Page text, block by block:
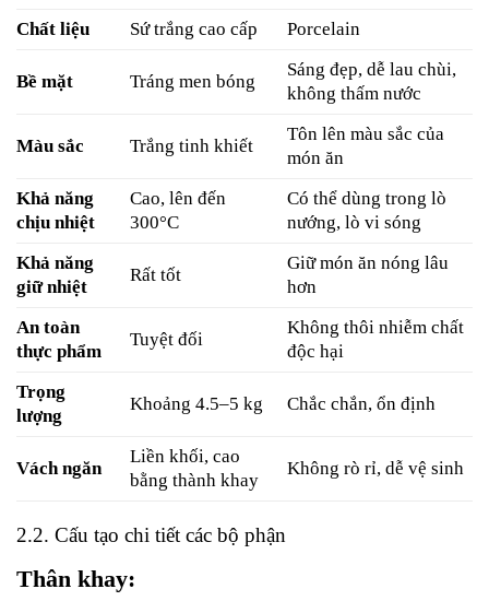
Chất liệu Sứ trắng cao cấp Porcelain
Bề mặt Tráng men bóng
Sáng đẹp, dễ lau chùi,
không thấm nước
Màu sắc Trắng tinh khiết
Tôn lên màu sắc của
món ăn
Khả năng
chịu nhiệt
Cao, lên đến
300°C
Có thể dùng trong lò
nướng, lò vi sóng
Khả năng
giữ nhiệt
Rất tốt
Giữ món ăn nóng lâu
hơn
An toàn
thực phẩm
Tuyệt đối
Không thôi nhiễm chất
độc hại
Trọng
lượng
Khoảng 4.5–5 kg Chắc chắn, ổn định
Vách ngăn
Liền khối, cao
bằng thành khay
Không rò rỉ, dễ vệ sinh
2.2. Cấu tạo chi tiết các bộ phận
Thân khay: